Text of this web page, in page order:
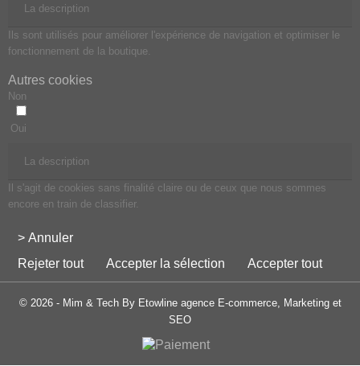
La description
Ils sont utilisés pour améliorer l'expérience de navigation et optimiser le
fonctionnement de la boutique.
Autres cookies
Non
Oui
La description
Il s'agit de cookies sans finalité claire ou de ceux que nous sommes
encore en train de classifier.
> Annuler
Rejeter tout
Accepter la sélection Accepter tout
© 2026 - Mim & Tech By Etowline agence E-commerce, Marketing et
SEO